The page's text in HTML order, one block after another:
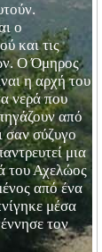
ο
και τις
Ο Όμηρος
η αρχή του
νερά που
από
σαν σύζυγο
μια
του Αχελώος
από ένα
μέσα
τον